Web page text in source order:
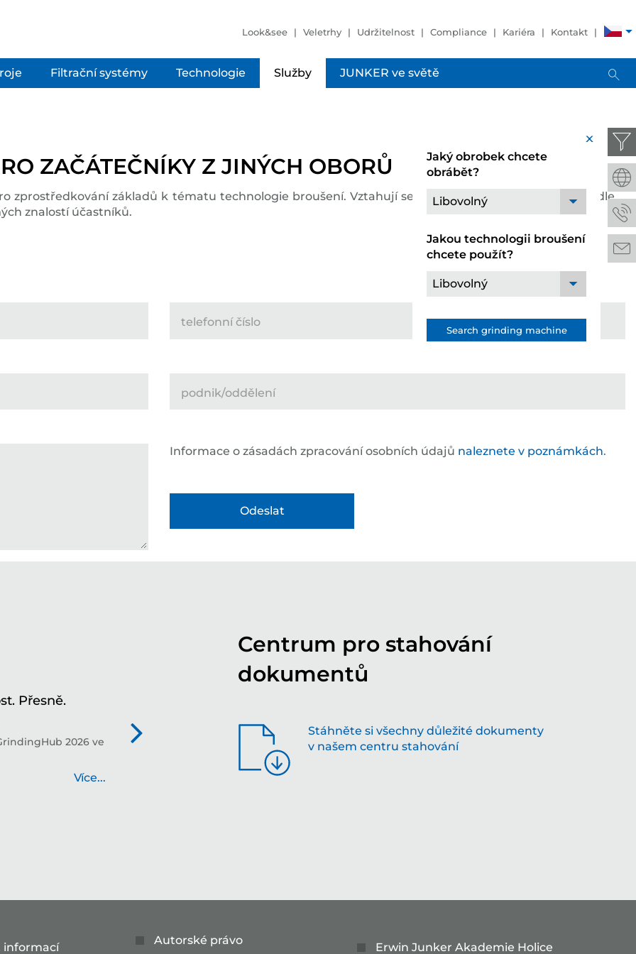
Look&see Veletrhy Udržitelnost Compliance Kariéra Kontakt
Filtrační systémy Technologie Služby JUNKER ve světě
x
Jaký obrobek chcete
obrábět?
Libovolný
Jakou technologii broušení
chcete použít?
Libovolný
Search grinding machine
ZAČÁTEČNÍKY Z JINÝCH OBORŮ
zprostředkování základů k tématu technologie broušení. Vztahují se k praxi a jsou přizpůsobená podle
znalostí účastníků.
telefonní číslo
podnik/oddělení
Informace o zásadách zpracování osobních údajů naleznete v poznámkách.
Přesně.
2026 ve
Více...
Technologie, která hýbe světem – pojďte s námi do
Centrum pro stahování
dokumentů
Stáhněte si všechny důležité dokumenty
v našem centru stahování
informací
Autorské právo
Erwin Junker Akademie Holice